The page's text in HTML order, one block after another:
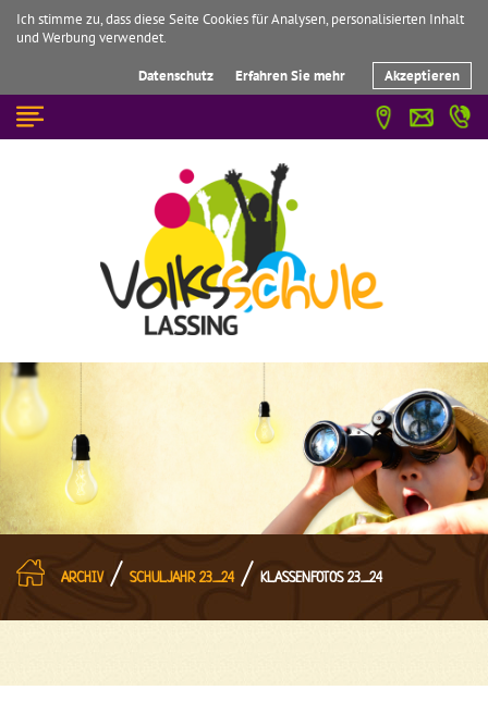
Ich stimme zu, dass diese Seite Cookies für Analysen, personalisierten Inhalt
und Werbung verwendet.
Datenschutz Erfahren Sie mehr Akzeptieren
☰
ARCHIV/ SCHULJAHR 23_24/ KLASSENFOTOS 23_24